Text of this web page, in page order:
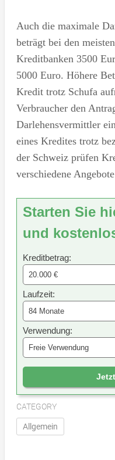
Auch die maximale
beträgt bei den
Kreditbanken 3500
5000 Euro. Höhere
Kredit trotz Schufa
Verbraucher den
Darlehensvermittler
eines Kredites trotz
der Schweiz prüfen
verschiedene
Starten Sie
und
Kreditbetrag:
Laufzeit:
Verwendung:
CATEGORY
Allgemein